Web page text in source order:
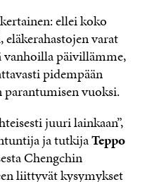
ellei koko
varat
päivillämme,
pidempään
vuoksi.
juuri lainkaan”,
ja tutkijaTeppo
Chengchin
liittyvät kysymykset